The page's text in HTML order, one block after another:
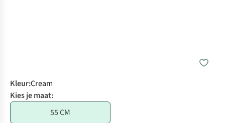
Kleur:Cream
Kies je maat:
55 CM